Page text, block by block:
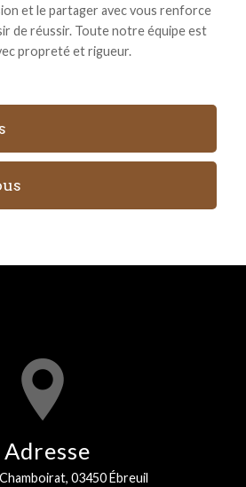
et le partager avec vous renforce
de réussir. Toute notre équipe est
propreté et rigueur.
Adresse
Chamboirat, 03450 Ébreuil